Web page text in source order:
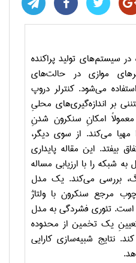
سیستم‌های تولید پراکنده
موازی در حالت‌های
می‌شود. کنترلر دروپ
بر اندازه‌گیری‌های محلیِ
معمولاً امکانِ سنکرون شدنِ
مهیا می‌کند. از سوی دیگر،
بیفتد. این مقاله پایداری
شبکه را با ارزیابی مساله
بررسی می‌کند. یک مدل
مرجع سنکرون با ولتاژ
است. تئوری فشردگی به مدل
یک تخمین از محدوده
نتایج شبیه‌سازی کارایی